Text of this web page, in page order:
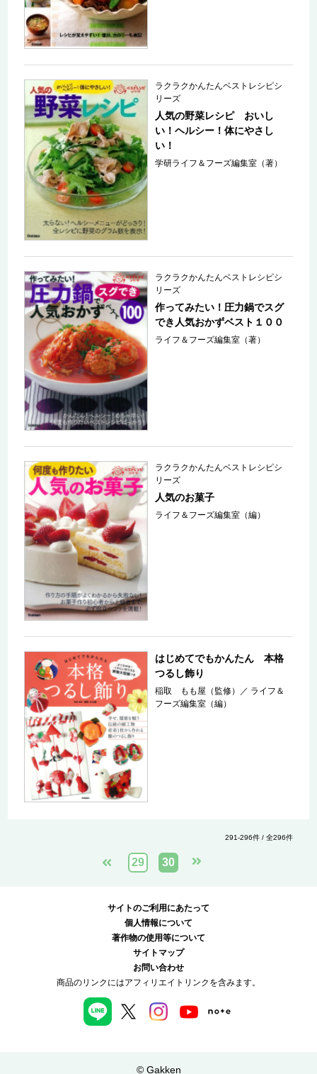
ラクラクかんたんベストレシピシ
リーズ
人気の野菜レシピ おいし
い！ヘルシー！体にやさし
い！
学研ライフ＆フーズ編集室（著）
ラクラクかんたんベストレシピシ
リーズ
作ってみたい！圧力鍋でスグ
でき人気おかずベスト１００
ライフ＆フーズ編集室（著）
ラクラクかんたんベストレシピシ
リーズ
人気のお菓子
ライフ＆フーズ編集室（編）
はじめてでもかんたん 本格
つるし飾り
稲取 もも屋（監修） ／ ライフ＆
フーズ編集室（編）
291-296件 / 全296件
29 30
サイトのご利用にあたって
個人情報について
著作物の使用等について
サイトマップ
お問い合わせ
商品のリンクにはアフィリエイトリンクを含みます。
© Gakken